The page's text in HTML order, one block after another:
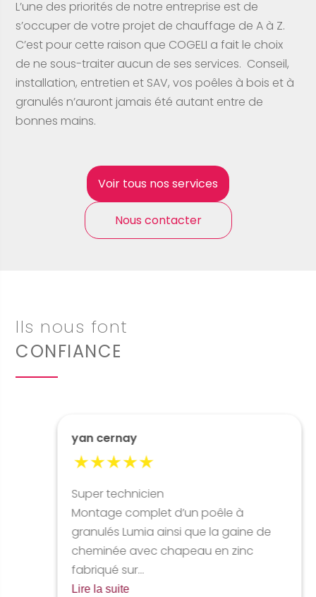
L’une des priorités de notre entreprise est de
s’occuper de votre projet de chauffage de A à Z.
C’est pour cette raison que COGELI a fait le choix
de ne sous-traiter aucun de ses services. Conseil,
installation, entretien et SAV, vos poêles à bois et à
granulés n’auront jamais été autant entre de
bonnes mains.
Voir tous nos services
Nous contacter
Ils nous font
CONFIANCE
yan cernay
Super technicien
Montage complet d’un poêle à
granulés Lumia ainsi que la gaine de
cheminée avec chapeau en zinc
fabriqué sur...
Lire la suite